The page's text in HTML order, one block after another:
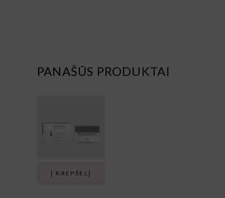
PANAŠŪS PRODUKTAI
Į KREPŠELĮ